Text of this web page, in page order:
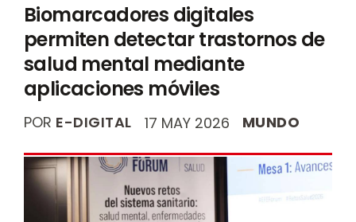
Biomarcadores digitales
permiten detectar trastornos de
salud mental mediante
aplicaciones móviles
POR E-DIGITAL 17 MAY 2026 MUNDO